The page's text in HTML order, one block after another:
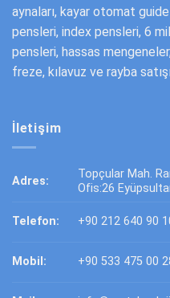
aynaları, kayar otomat
pensleri, index pensleri, 6
pensleri, hassas
freze, kılavuz ve rayba
İletişim
Adres:
Topçular Mah.
Ofis:26
Telefon: +90 212 640 90
Mobil: +90 533 475 00